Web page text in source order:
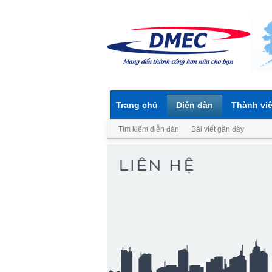
Trang chủ Diễn đàn
Tìm kiếm diễn đàn Bài viết gần đây
Thành